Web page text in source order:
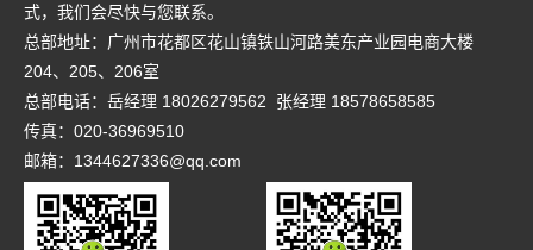
式，我们会尽快与您联系。
总部地址：广州市花都区花山镇铁山河路美东产业园电商大楼
204、205、206室
总部电话：岳经理 18026279562 张经理 18578658585
传真：020-36969510
邮箱：1344627336@qq.com